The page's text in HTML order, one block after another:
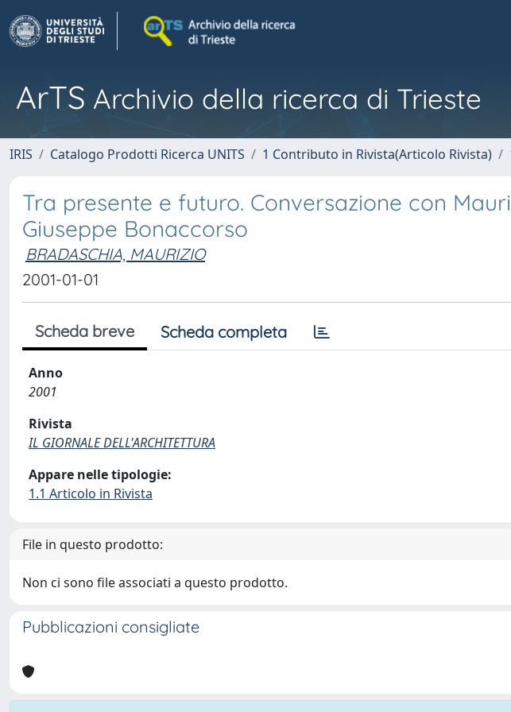
ArTS Archivio della ricerca di Trieste
IRIS Catalogo Prodotti Ricerca UNITS 1 Contributo in Rivista(Articolo Rivista)
Tra presente e futuro. Conversazione con
Giuseppe Bonaccorso
BRADASCHIA, MAURIZIO
2001-01-01
Scheda breve Scheda completa
Anno
2001
Rivista
IL GIORNALE DELL'ARCHITETTURA
Appare nelle tipologie:
1.1 Articolo in Rivista
File in questo prodotto:
Non ci sono file associati a questo prodotto.
Pubblicazioni consigliate